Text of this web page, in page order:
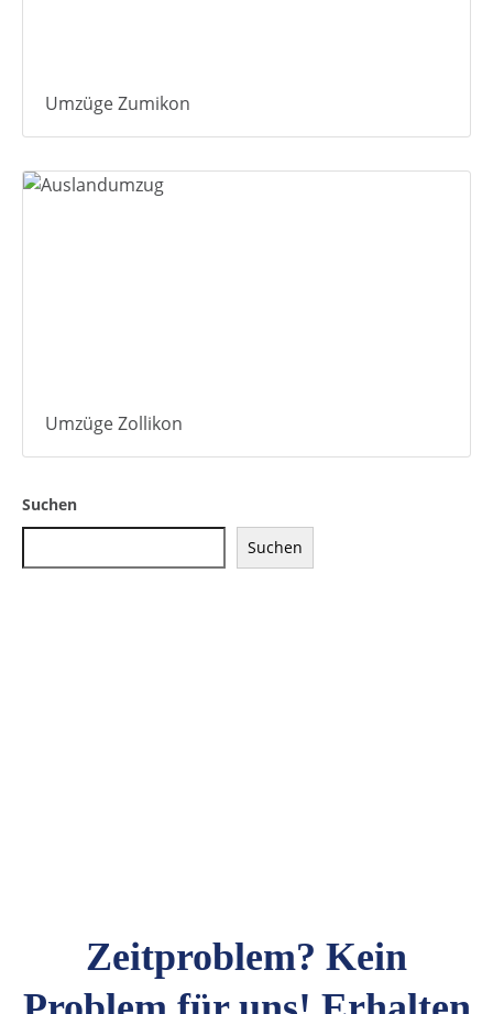
Umzüge Zumikon
Umzüge Zollikon
Suchen
Suchen
Zeitproblem? Kein